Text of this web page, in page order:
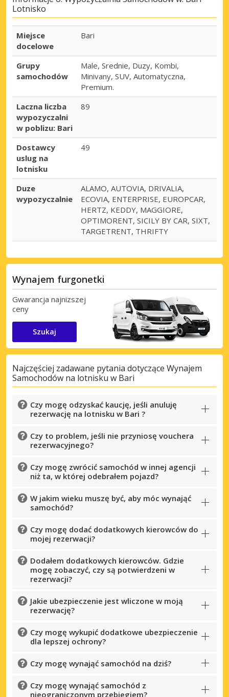
Lotnisko
Miejsce
docelowe
Bari
Grupy
samochodów
Male, Srednie, Duzy, Kombi,
Minivany, SUV, Automatyczna,
Premium.
Laczna liczba
wypozyczalni
w poblizu: Bari
89
Dostawcy
uslug na
lotnisku
49
Duze
wypozyczalnie
ALAMO, AUTOVIA, DRIVALIA,
ECOVIA, ENTERPRISE, EUROPCAR,
HERTZ, KEDDY, MAGGIORE,
OPTIMORENT, SICILY BY CAR, SIXT,
TARGETRENT, THRIFTY
Wynajem furgonetki
Gwarancja najnizszej
ceny
Szukaj
Najczęściej zadawane pytania dotyczące Wynajem
Samochodów na lotnisku w Bari
Czy mogę odzyskać kaucję, jeśli anuluję
rezerwację na lotnisku w Bari ?
Czy to problem, jeśli nie przyniosę vouchera
rezerwacyjnego?
Czy mogę zwrócić samochód w innej agencji
niż ta, w której odebrałem pojazd?
W jakim wieku muszę być, aby móc wynająć
samochód?
Czy mogę dodać dodatkowych kierowców do
mojej rezerwacji?
Dodałem dodatkowych kierowców. Gdzie
mogę zobaczyć, czy są potwierdzeni w
rezerwacji?
Jakie ubezpieczenie jest wliczone w moją
rezerwację?
Czy mogę wykupić dodatkowe ubezpieczenie
dla lepszej ochrony?
Czy mogę wynająć samochód na dziś?
Czy mogę wynająć samochód z
nieograniczonym przebiegiem?